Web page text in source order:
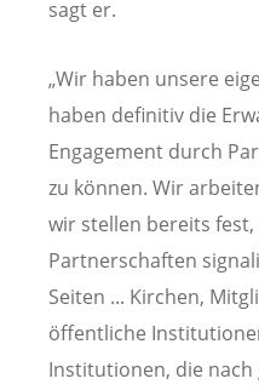
sagt er.
„Wir haben unsere
haben definitiv die
Engagement durch
zu können. Wir
wir stellen bereits fest,
Partnerschaften
Seiten ... Kirchen,
öffentliche
Institutionen, die